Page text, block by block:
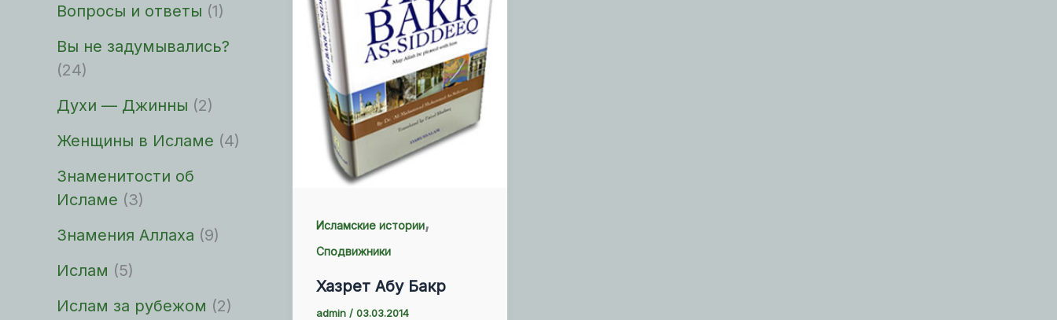
Вопросы и ответы (1)
Вы не задумывались?
(24)
Духи — Джинны (2)
Женщины в Исламе (4)
Знаменитости об
Исламе (3)
Знамения Аллаха (9)
Ислам (5)
Ислам за рубежом (2)
Исламские истории,
Сподвижники
Хазрет Абу Бакр
admin / 03.03.2014